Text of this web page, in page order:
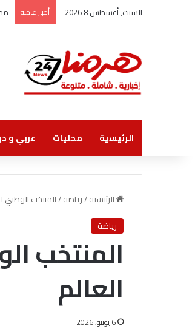
السبت, أغسطس 8 2026 أخبار عاجلة
الرئيسية محليات عربي و
الرئيسية/رياضة/المنتخب الوطني
رياضة
المنتخب
العالم
6 يونيو، 2026